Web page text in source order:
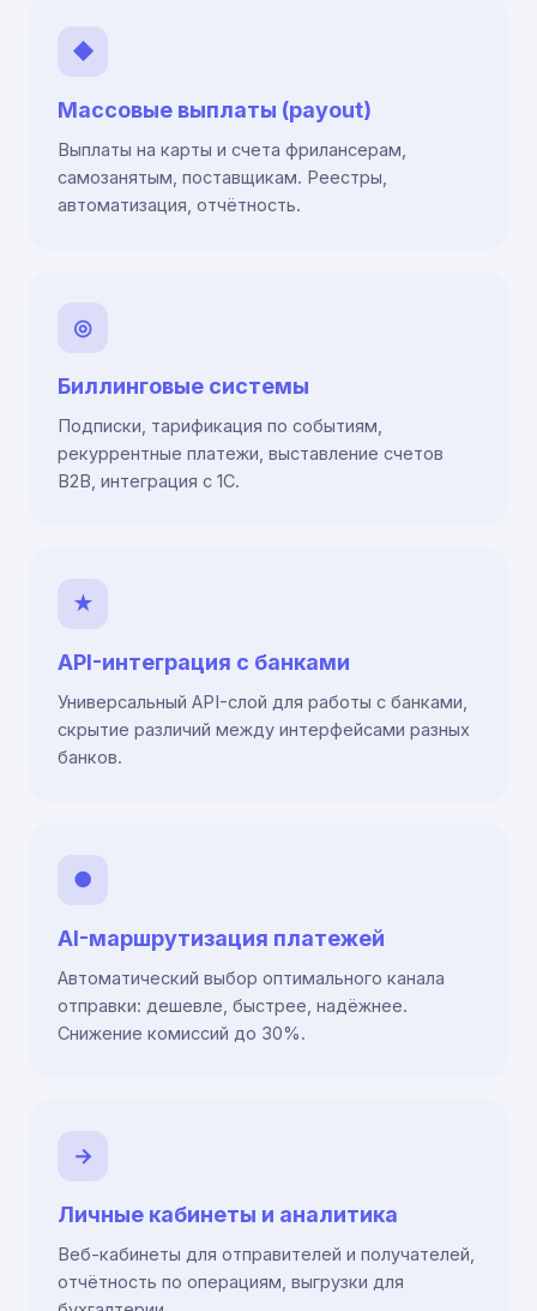
◆
Массовые выплаты (payout)
Выплаты на карты и счета фрилансерам,
самозанятым, поставщикам. Реестры,
автоматизация, отчётность.
◎
Биллинговые системы
Подписки, тарификация по событиям,
рекуррентные платежи, выставление счетов
B2B, интеграция с 1С.
★
API-интеграция с банками
Универсальный API-слой для работы с банками,
скрытие различий между интерфейсами разных
банков.
●
AI-маршрутизация платежей
Автоматический выбор оптимального канала
отправки: дешевле, быстрее, надёжнее.
Снижение комиссий до 30%.
→
Личные кабинеты и аналитика
Веб-кабинеты для отправителей и получателей,
отчётность по операциям, выгрузки для